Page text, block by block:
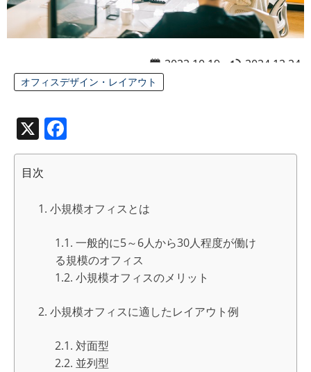
2024.12.24
2022.10.19
オフィスデザイン・レイアウト
X
目次
小規模オフィスとは
一般的に5～6人から30人程度が働け
る規模のオフィス
小規模オフィスのメリット
小規模オフィスに適したレイアウト例
対面型
並列型